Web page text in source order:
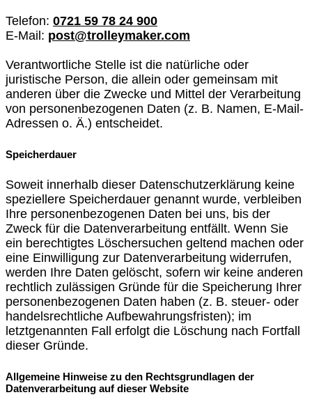
Telefon: 0721 59 78 24 900
E-Mail: post@trolleymaker.com
Verantwortliche Stelle ist die natürliche oder
juristische Person, die allein oder gemeinsam mit
anderen über die Zwecke und Mittel der Verarbeitung
von personenbezogenen Daten (z. B. Namen, E-Mail-
Adressen o. Ä.) entscheidet.
Speicherdauer
Soweit innerhalb dieser Datenschutzerklärung keine
speziellere Speicherdauer genannt wurde, verbleiben
Ihre personenbezogenen Daten bei uns, bis der
Zweck für die Datenverarbeitung entfällt. Wenn Sie
ein berechtigtes Löschersuchen geltend machen oder
eine Einwilligung zur Datenverarbeitung widerrufen,
werden Ihre Daten gelöscht, sofern wir keine anderen
rechtlich zulässigen Gründe für die Speicherung Ihrer
personenbezogenen Daten haben (z. B. steuer- oder
handelsrechtliche Aufbewahrungsfristen); im
letztgenannten Fall erfolgt die Löschung nach Fortfall
dieser Gründe.
Allgemeine Hinweise zu den Rechtsgrundlagen der
Datenverarbeitung auf dieser Website